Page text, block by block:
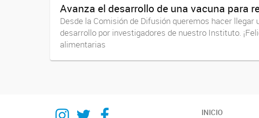
Avanza el desarrollo de una vacuna para
Desde la Comisión de Difusión queremos hacer
desarrollo por investigadores de nuestro Instituto.
alimentarias
Instagram
TwitterFacebook INICIO